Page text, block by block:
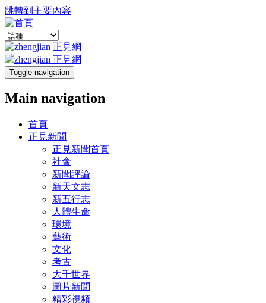
跳轉到主要內容
Toggle navigation
Main navigation
首頁
正見新聞
正見新聞首頁
社會
新聞評論
新天文志
新五行志
人體生命
環境
藝術
文化
考古
大千世界
圖片新聞
精彩視頻